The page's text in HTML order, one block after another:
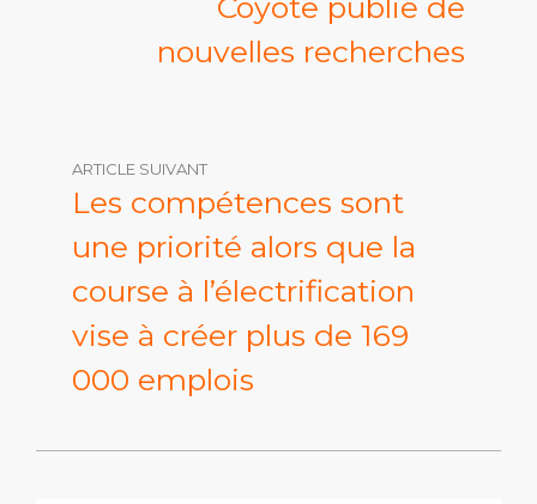
Coyote publie de
nouvelles recherches
ARTICLE SUIVANT
Les compétences sont
une priorité alors que la
course à l’électrification
vise à créer plus de 169
000 emplois